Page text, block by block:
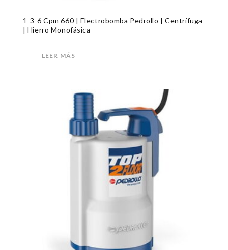
1-3-6 Cpm 660 | Electrobomba Pedrollo | Centrífuga
| Hierro Monofásica
LEER MÁS